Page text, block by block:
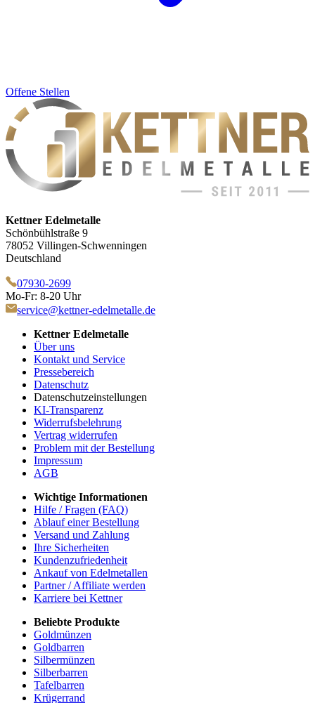
Offene Stellen
Kettner Edelmetalle
Schönbühlstraße 9
78052 Villingen-Schwenningen
Deutschland
07930-2699
Mo-Fr: 8-20 Uhr
service@kettner-edelmetalle.de
Kettner Edelmetalle
Über uns
Kontakt und Service
Pressebereich
Datenschutz
Datenschutzeinstellungen
KI-Transparenz
Widerrufsbelehrung
Vertrag widerrufen
Problem mit der Bestellung
Impressum
AGB
Wichtige Informationen
Hilfe / Fragen (FAQ)
Ablauf einer Bestellung
Versand und Zahlung
Ihre Sicherheiten
Kundenzufriedenheit
Ankauf von Edelmetallen
Partner / Affiliate werden
Karriere bei Kettner
Beliebte Produkte
Goldmünzen
Goldbarren
Silbermünzen
Silberbarren
Tafelbarren
Krügerrand